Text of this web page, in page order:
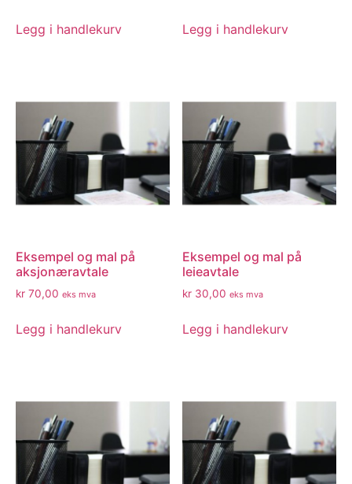
Legg i handlekurv Legg i handlekurv
Eksempel og mal på
aksjonæravtale
kr 70,00 eks mva
Legg i handlekurv
Eksempel og mal på
leieavtale
kr 30,00 eks mva
Legg i handlekurv